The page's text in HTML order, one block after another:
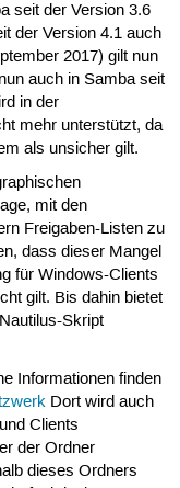
seit der Version 3.6
der Version 4.1 auch
2017) gilt nun
auch in Samba seit
in der
mehr unterstützt, da
als unsicher gilt.
mit den
Freigaben-Listen zu
dass dieser Mangel
für Windows-Clients
gilt. Bis dahin bietet
Skript
Informationen finden
Dort wird auch
Clients
der Ordner
dieses Ordners